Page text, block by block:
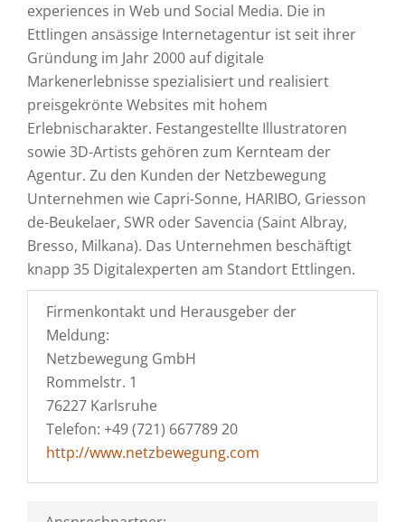
experiences in Web und Social Media. Die in
Ettlingen ansässige Internetagentur ist seit ihrer
Gründung im Jahr 2000 auf digitale
Markenerlebnisse spezialisiert und realisiert
preisgekrönte Websites mit hohem
Erlebnischarakter. Festangestellte Illustratoren
sowie 3D-Artists gehören zum Kernteam der
Agentur. Zu den Kunden der Netzbewegung
Unternehmen wie Capri-Sonne, HARIBO, Griesson
de-Beukelaer, SWR oder Savencia (Saint Albray,
Bresso, Milkana). Das Unternehmen beschäftigt
knapp 35 Digitalexperten am Standort Ettlingen.
Firmenkontakt und Herausgeber der
Meldung:
Netzbewegung GmbH
Rommelstr. 1
76227 Karlsruhe
Telefon: +49 (721) 667789 20
http://www.netzbewegung.com